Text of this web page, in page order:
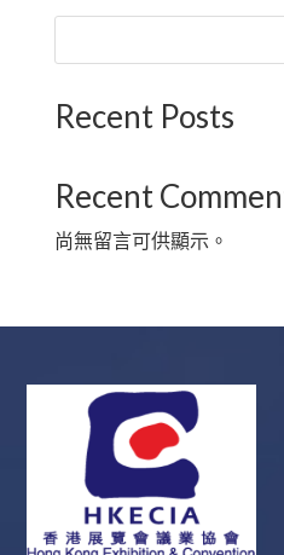
Recent Posts
Recent
尚無留言可供顯示。